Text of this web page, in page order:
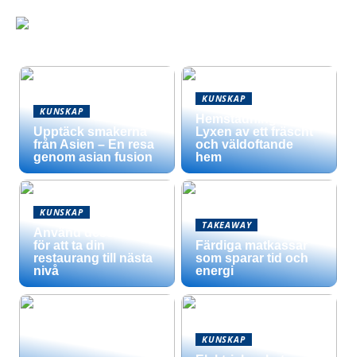
KUNSKAP
Upptäck smakerna
från Asien – En resa
genom asian fusion
KUNSKAP
Hemstädning –
Lyxen av ett fräscht
och väldoftande
hem
KUNSKAP
Använd dessa tips
för att ta din
restaurang till nästa
nivå
TAKEAWAY
Färdiga matkassar
som sparar tid och
energi
KUNSKAP